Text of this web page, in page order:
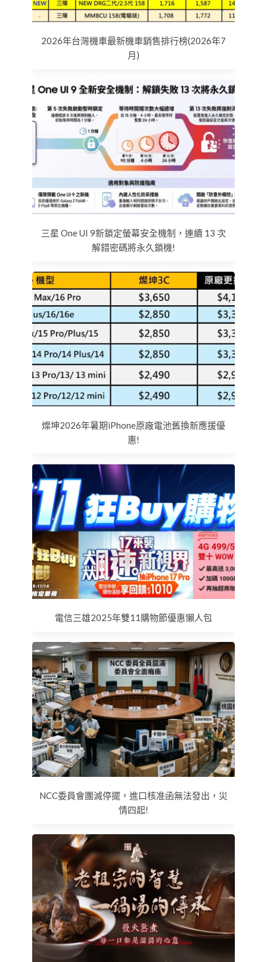
2026年台灣機車最新機車銷售排行榜(2026年7
月)
三星 One UI 9新鎖定螢幕安全機制，連續 13 次
解錯密碼將永久鎖機!
燦坤2026年暑期iPhone原廠電池舊換新應援優
惠!
電信三雄2025年雙11購物節優惠懶人包
NCC委員會團滅停擺，進口核准函無法發出，災
情四起!